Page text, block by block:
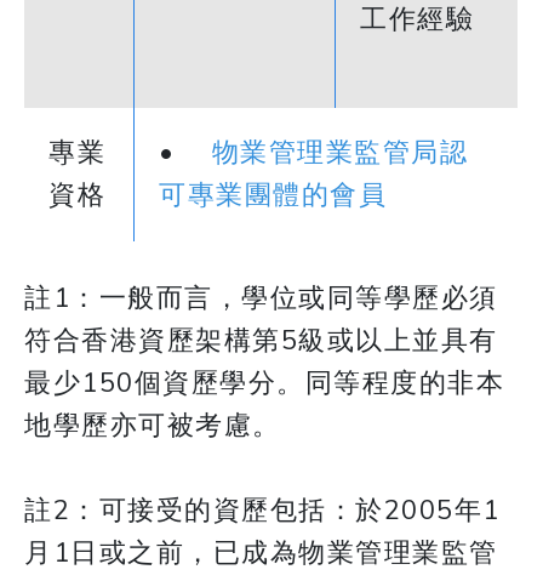
工作經驗
專業
資格
• 物業管理業監管局認
可專業團體的會員
註1：一般而言，學位或同等學歷必須
符合香港資歷架構第5級或以上並具有
最少150個資歷學分。同等程度的非本
地學歷亦可被考慮。
註2：可接受的資歷包括：於2005年1
月1日或之前，已成為物業管理業監管